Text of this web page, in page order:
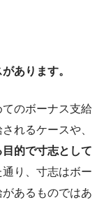
あります。
のボーナス支給
れるケースや、
的で寸志として
り、寸志はボー
あるものではあ